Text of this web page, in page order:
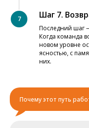
Шаг 7.
Последний шаг
Когда команда
новом уровне
ясностью, с
них.
Почему этот путь